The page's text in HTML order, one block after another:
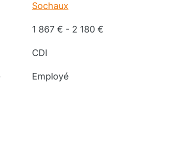
Sochaux
1 867 € - 2 180 €
CDI
Employé